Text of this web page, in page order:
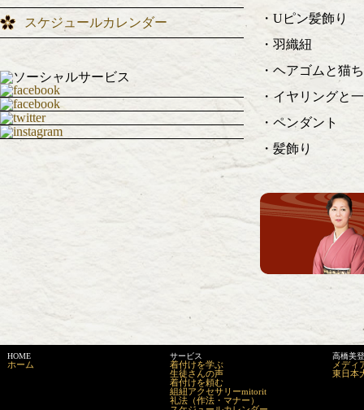
・Uピン髪飾り
・羽織紐
・ヘアゴムと猫
・イヤリングと
・ペンダント
・髪飾り
スケジュールカレンダー
HOME
ホーム
サービス
着付けを学ぶ
生徒さんの声
着付けを頼む
組紐アクセサリーmitorit
礼法（作法・マナー）
高橋美
メディ
東日本